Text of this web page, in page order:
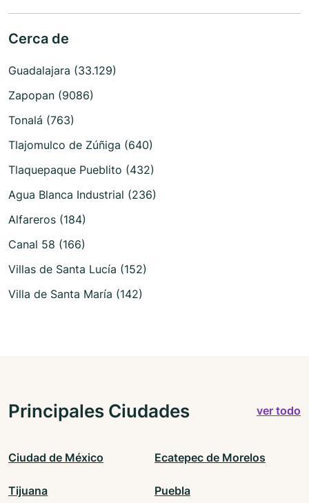
Cerca de
Guadalajara (33.129)
Zapopan (9086)
Tonalá (763)
Tlajomulco de Zúñiga (640)
Tlaquepaque Pueblito (432)
Agua Blanca Industrial (236)
Alfareros (184)
Canal 58 (166)
Villas de Santa Lucía (152)
Villa de Santa María (142)
Principales Ciudades ver todo
Ciudad de México Ecatepec de Morelos
Tijuana Puebla